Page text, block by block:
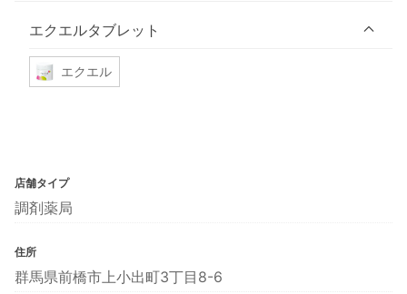
エクエルタブレット
エクエル
店舗タイプ
調剤薬局
住所
群馬県前橋市上小出町3丁目8-6